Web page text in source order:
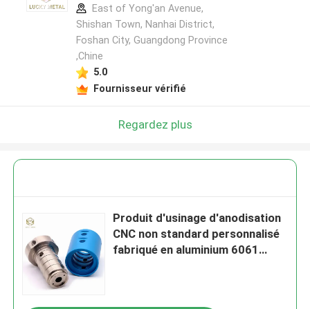
East of Yong'an Avenue,
Shishan Town, Nanhai District,
Foshan City, Guangdong Province
,Chine
5.0
Fournisseur vérifié
Regardez plus
Produit d'usinage d'anodisation
CNC non standard personnalisé
fabriqué en aluminium 6061